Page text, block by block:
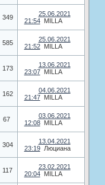
349
25.06.2021
21:54
MILLA
585
25.06.2021
21:52
MILLA
173
13.06.2021
23:07
MILLA
162
04.06.2021
21:47
MILLA
67
03.06.2021
12:08
MILLA
304
13.04.2021
23:19
Люциана
117
23.02.2021
20:04
MILLA